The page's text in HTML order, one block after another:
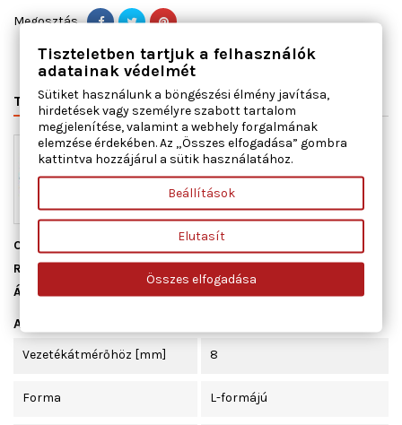
Megosztás
TERMÉK RÉSZLETEI
Cikkszám
Raktáron
Állapot
Adatlap
Vezetékátmérőhöz [mm] 8
Forma L-formájú
Tiszteletben tartjuk a felhasználók
adatainak védelmét
Sütiket használunk a böngészési élmény javítása,
hirdetések vagy személyre szabott tartalom
megjelenítése, valamint a webhely forgalmának
elemzése érdekében. Az „Összes elfogadása” gombra
kattintva hozzájárul a sütik használatához.
Beállítások
Elutasít
Összes elfogadása